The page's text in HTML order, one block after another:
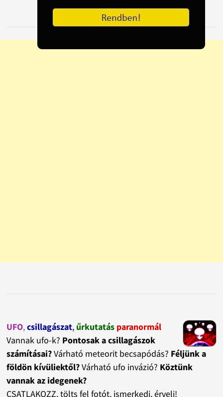
UFO,csillagászat, űrkutatás paranormál
Vannak ufo-k? Pontosak a csillagászok
számításai?Várható meteorit becsapódás? Féljünk a
földön kívüliektől?Várható ufo invázió? Köztünk
vannak az idegenek?
CSATLAKOZZ, tölts fel fotót, ismerkedj, érvelj!